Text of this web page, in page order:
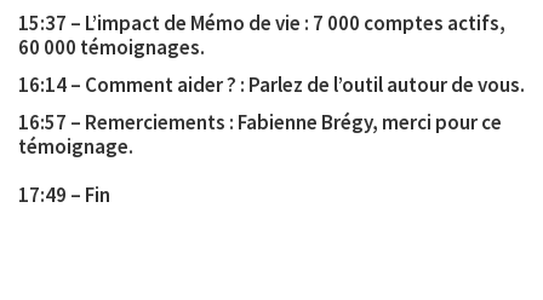
15:37 – L’impact de Mémo de vie : 7 000 comptes actifs,
60 000 témoignages.
16:14 – Comment aider ? : Parlez de l’outil autour de vous.
16:57 – Remerciements : Fabienne Brégy, merci pour ce
témoignage.
17:49 – Fin